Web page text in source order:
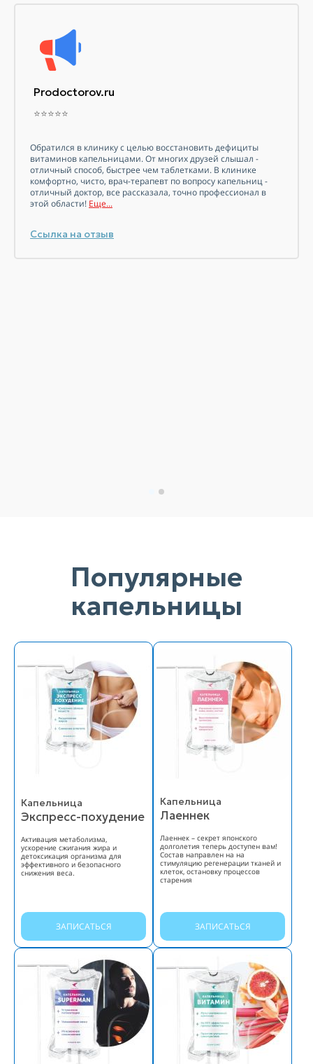
Prodoctorov.ru
⭐⭐⭐⭐⭐
Обратился в клинику с целью восстановить дефициты
витаминов капельницами. От многих друзей слышал -
отличный способ, быстрее чем таблетками. В клинике
комфортно, чисто, врач-терапевт по вопросу капельниц -
отличный доктор, все рассказала, точно профессионал в
этой области! Еще...
Ссылка на отзыв
Популярные
капельницы
Капельница
Экспресс-похудение
Активация метаболизма,
ускорение сжигания жира и
детоксикация организма для
эффективного и безопасного
снижения веса.
ЗАПИСАТЬСЯ
Капельница
Лаеннек
Лаеннек – секрет японского
долголетия теперь доступен вам!
Состав направлен на на
стимуляцию регенерации тканей и
клеток, остановку процессов
старения
ЗАПИСАТЬСЯ